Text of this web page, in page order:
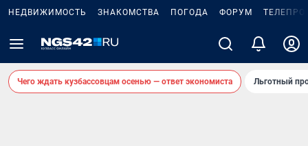
НЕДВИЖИМОСТЬ ЗНАКОМСТВА ПОГОДА ФОРУМ
Чего ждать кузбассовцам осенью — ответ экономиста Льготный